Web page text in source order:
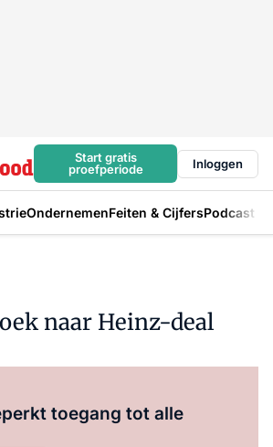
Start gratis
proefperiode
Inloggen
OndernemenFeiten & CijfersPodcast
naar Heinz-deal
toegang tot alle